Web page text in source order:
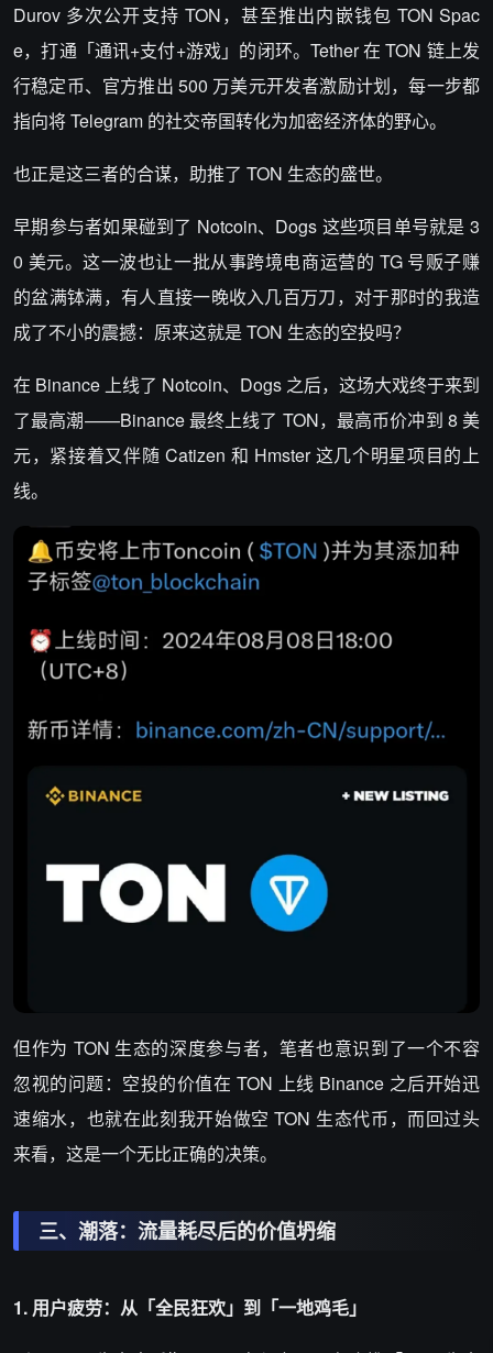
Durov 多次公开支持 TON，甚至推出内嵌钱包 TON Spac
e，打通「通讯+支付+游戏」的闭环。Tether 在 TON 链上发
行稳定币、官方推出 500 万美元开发者激励计划，每一步都
指向将 Telegram 的社交帝国转化为加密经济体的野心。
也正是这三者的合谋，助推了 TON 生态的盛世。
早期参与者如果碰到了 Notcoin、Dogs 这些项目单号就是 3
0 美元。这一波也让一批从事跨境电商运营的 TG 号贩子赚
的盆满钵满，有人直接一晚收入几百万刀，对于那时的我造
成了不小的震撼：原来这就是 TON 生态的空投吗？
在 Binance 上线了 Notcoin、Dogs 之后，这场大戏终于来到
了最高潮——Binance 最终上线了 TON，最高币价冲到 8 美
元，紧接着又伴随 Catizen 和 Hmster 这几个明星项目的上
线。
但作为 TON 生态的深度参与者，笔者也意识到了一个不容
忽视的问题：空投的价值在 TON 上线 Binance 之后开始迅
速缩水，也就在此刻我开始做空 TON 生态代币，而回过头
来看，这是一个无比正确的决策。
三、潮落：流量耗尽后的价值坍缩
1. 用户疲劳：从「全民狂欢」到「一地鸡毛」